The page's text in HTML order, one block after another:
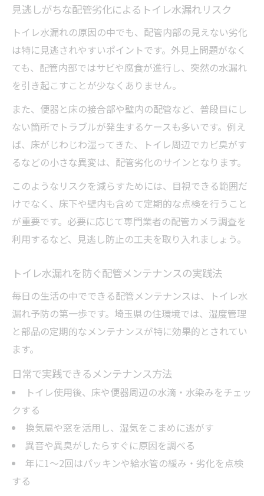
見逃しがちな配管劣化によるトイレ水漏れリスク
トイレ水漏れの原因の中でも、配管内部の見えない劣化
は特に見逃されやすいポイントです。外見上問題がなく
ても、配管内部ではサビや腐食が進行し、突然の水漏れ
を引き起こすことが少なくありません。
また、便器と床の接合部や壁内の配管など、普段目にし
ない箇所でトラブルが発生するケースも多いです。例え
ば、床がじわじわ湿ってきた、トイレ周辺でカビ臭がす
るなどの小さな異変は、配管劣化のサインとなります。
このようなリスクを減らすためには、目視できる範囲だ
けでなく、床下や壁内も含めて定期的な点検を行うこと
が重要です。必要に応じて専門業者の配管カメラ調査を
利用するなど、見逃し防止の工夫を取り入れましょう。
トイレ水漏れを防ぐ配管メンテナンスの実践法
毎日の生活の中でできる配管メンテナンスは、トイレ水
漏れ予防の第一歩です。埼玉県の住環境では、湿度管理
と部品の定期的なメンテナンスが特に効果的とされてい
ます。
日常で実践できるメンテナンス方法
トイレ使用後、床や便器周辺の水滴・水染みをチェッ
クする
換気扇や窓を活用し、湿気をこまめに逃がす
異音や異臭がしたらすぐに原因を調べる
年に1〜2回はパッキンや給水管の緩み・劣化を点検
する